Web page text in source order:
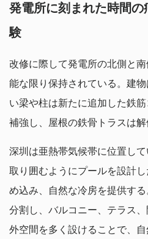
発電所に刻まれた時間
験
改修に際して発電所の北側と
能な限り保持されている。建
い梁や柱は新たに追加した鉄
補強し、屋根の鉄骨トラスは解
深圳は亜熱帯気候帯に位置し
取り囲むようにプールを設計
め込み、自然な冷房を提供す
分割し、バルコニー、テラス
外空間を多く設けることで、自